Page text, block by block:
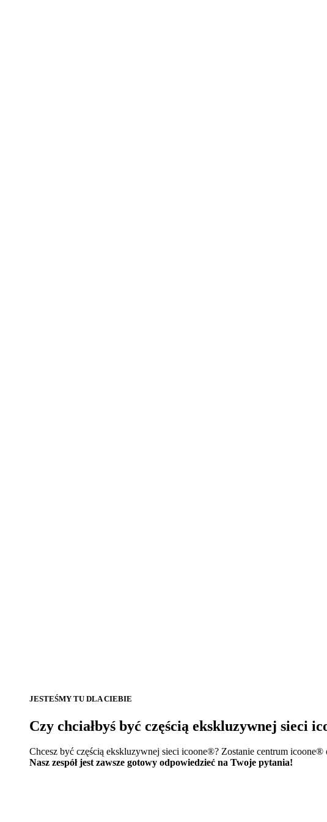
JESTEŚMY TU DLA CIEBIE
Czy chciałbyś być częścią ekskluzywnej sieci
Chcesz być częścią ekskluzywnej sieci icoone®? Zostanie centrum
Nasz zespół jest zawsze gotowy odpowiedzieć na Twoje pytania!